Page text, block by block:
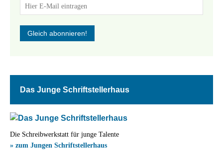
Das Junge Schriftstellerhaus
Die Schreibwerkstatt für junge Talente
» zum Jungen Schriftstellerhaus